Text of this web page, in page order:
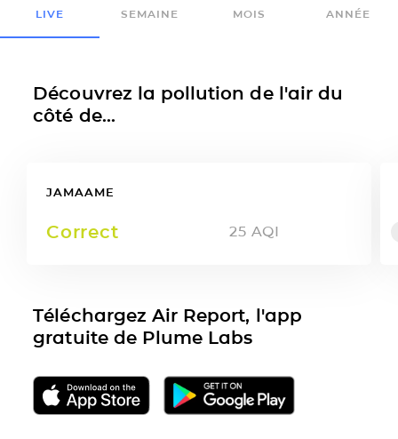
LIVE SEMAINE MOIS ANNÉE
Découvrez la pollution de l'air du
côté de...
JAMAAME
Correct 25 AQI
Téléchargez Air Report, l'app
gratuite de Plume Labs